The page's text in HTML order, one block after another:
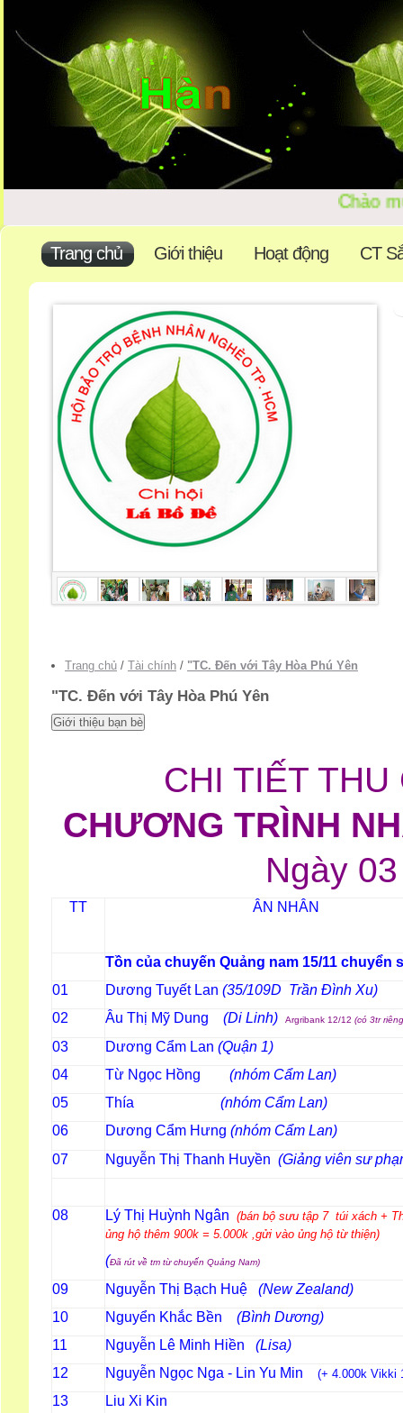
Chào
Trang chủ Giới thiệu Hoạt động CT
Trang chủ / Tài chính / "TC. Đến với Tây Hòa Phú Yên
"TC. Đến với Tây Hòa Phú Yên
CHI TIẾT
CHƯƠNG TRÌNH
Ngày
TT ÂN NHÂN
Tồn của chuyến Quảng nam 15/11 chuyển
01 Dương Tuyết Lan (35/109D Trần Đình Xu)
02 Âu Thị Mỹ Dung (Di Linh) Argribank 12/12 (có 3tr
03 Dương Cẩm Lan (Quận 1)
04 Từ Ngọc Hồng (nhóm Cẩm Lan)
05 Thía (nhóm Cẩm Lan)
06 Dương Cẩm Hưng (nhóm Cẩm
07 Nguyễn Thị Thanh Huyền (Giảng viên sư
08 Lý Thị Huỳnh Ngân (bán bộ sưu tập 7 túi xách +
ủng hộ thêm 900k = 5.000k ,gửi vào ủng hộ từ thiện)
(Đã rút về tm từ chuyến Quảng Nam)
09 Nguyễn Thị Bạch Huệ (New Zealand)
10 Nguyển Khắc Bền (Bình Dương)
11 Nguyễn Lê Minh Hiền (Lisa)
12 Nguyễn Ngọc Nga - Lin Yu Min (+ 4.000k Vikki
13 Liu Xi Kin